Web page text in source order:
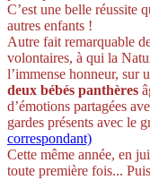
C’est une belle réussite
autres enfants !
Autre fait remarquable
volontaires, à qui la
l’immense honneur, sur
deux bébés panthères
d’émotions partagées
gardes présents avec le
correspondant)
Cette même année, en
toute première fois...